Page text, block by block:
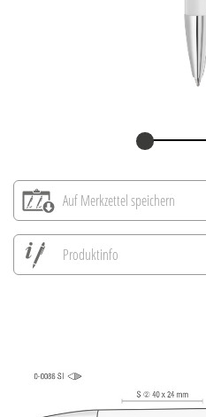
Auf Merkzettel speichern
Produktinfo